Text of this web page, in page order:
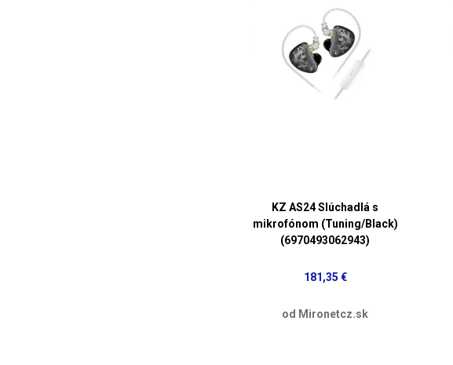
KZ AS24 Slúchadlá s
mikrofónom (Tuning/Black)
(6970493062943)
181,35 €
od Mironetcz.sk